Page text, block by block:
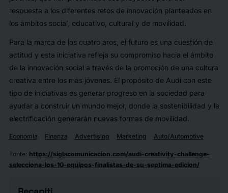
respuesta a los diferentes retos de innovación planteados en
los ámbitos social, educativo, cultural y de movilidad.
Para la marca de los cuatro aros, el futuro es una cuestión de
actitud y esta iniciativa refleja su compromiso hacia el ámbito
de la innovación social a través de la promoción de una cultura
creativa entre los más jóvenes. El propósito de Audi con este
tipo de iniciativas es generar progreso en la sociedad para
ayudar a construir un mundo mejor, donde la sostenibilidad y la
electrificación generarán nuevas formas de movilidad.
Economia Finanza Advertising Marketing Auto/Automotive
Fonte: https://siglacomunicacion.com/audi-creativity-challenge-
selecciona-los-10-equipos-finalistas-de-su-septima-edicion/